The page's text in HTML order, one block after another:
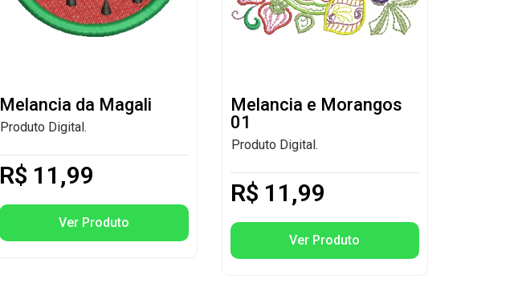
Melancia da Magali
Produto Digital.
R$ 11,99
Ver Produto
Melancia e Morangos
01
Produto Digital.
R$ 11,99
Ver Produto